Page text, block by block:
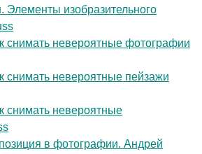
Элементы изобразительного
снимать невероятные фотографии
снимать невероятные пейзажи
снимать невероятные
в фотографии. Андрей